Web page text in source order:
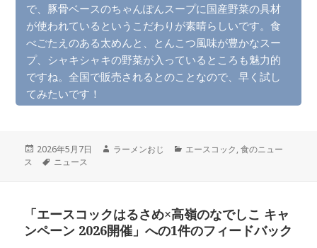
で、豚骨ベースのちゃんぽんスープに国産野菜の具材
が使われているというこだわりが素晴らしいです。食
べごたえのある太めんと、とんこつ風味が豊かなスー
プ、シャキシャキの野菜が入っているところも魅力的
ですね。全国で販売されるとのことなので、早く試し
てみたいです！
投
稿
2026年5月7日
作
ラーメンおじ
カ
エースコック,食のニュー
ス
タ
ニュース
「エースコックはるさめ×高嶺のなでしこ キャ
ンペーン 2026開催」への1件のフィードバック